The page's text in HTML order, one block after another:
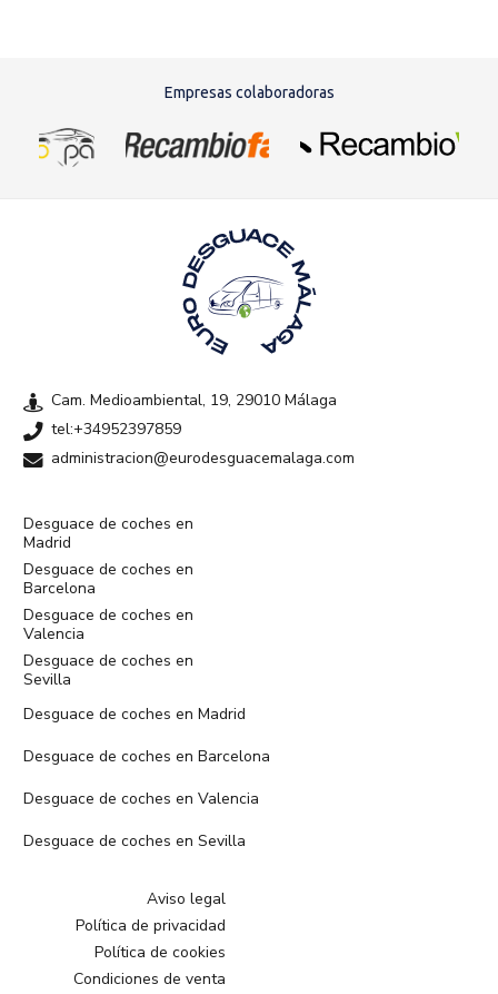
Empresas colaboradoras
Cam. Medioambiental, 19, 29010 Málaga
tel:+34952397859
administracion@eurodesguacemalaga.com
Desguace de coches en
Madrid
Desguace de coches en
Barcelona
Desguace de coches en
Valencia
Desguace de coches en
Sevilla
Desguace de coches en Madrid
Desguace de coches en Barcelona
Desguace de coches en Valencia
Desguace de coches en Sevilla
Aviso legal
Política de privacidad
Política de cookies
Condiciones de venta